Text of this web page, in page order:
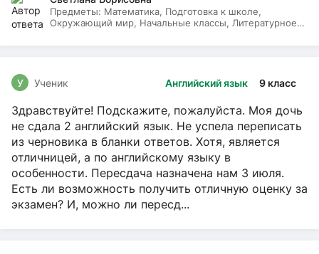
Предметы: Математика, Подготовка к школе,
Окружающий мир, Начальные классы, Литературное
Английский язык 9 класс
У Ученик
Здравствуйте! Подскажите, пожалуйста. Моя дочь
не сдала 2 английский язык. Не успела переписать
из черновика в бланки ответов. Хотя, является
отличницей, а по английскому языку в
особенности. Пересдача назначена нам 3 июля.
Есть ли возможность получить отличную оценку за
экзамен? И, можно ли пересд...